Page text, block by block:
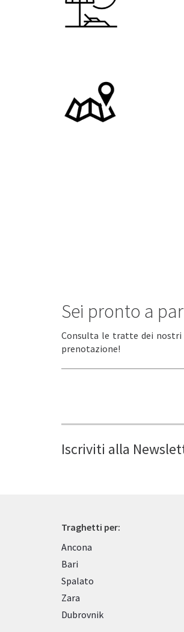
Sei pronto a
Consulta le tratte dei
prenotazione!
Iscriviti alla
Traghetti per:
Ancona
Bari
Spalato
Zara
Dubrovnik